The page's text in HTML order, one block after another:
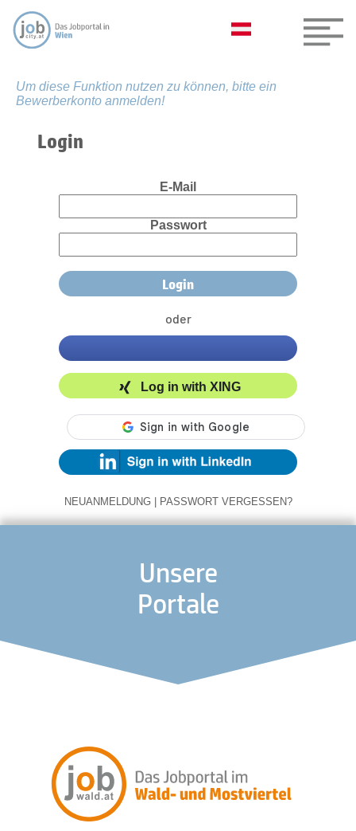
Um diese Funktion nutzen zu können, bitte ein
Bewerberkonto anmelden!
Login
E-Mail
Passwort
oder
Log in with XING
NEUANMELDUNG | PASSWORT VERGESSEN?
Unsere
Portale